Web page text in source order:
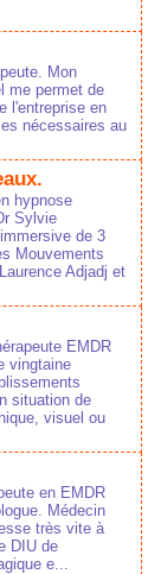
Mon
me permet de
l'entreprise en
nécessaires au
hypnose
Sylvie
de 3
Mouvements
Adjadj et
EMDR
vingtaine
situation de
visuel ou
en EMDR
Médecin
très vite à
DIU de
e...